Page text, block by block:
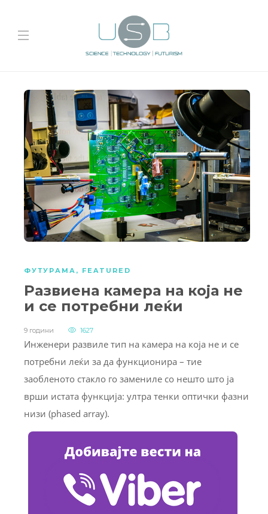
ФУТУРАМА , FEATURED
Развиена камера на која не
и се потребни леќи
9 години 1627
Инженери развиле тип на камера на која не и се
потребни леќи за да функционира – тие
заобленото стакло го замениле со нешто што ја
врши истата функција: ултра тенки оптички фазни
низи (phased array).